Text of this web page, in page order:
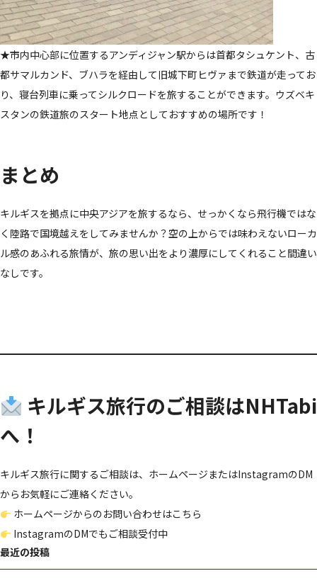
★市内中心部に位置するアンディジャン駅からは首都タシュケント、古
都サマルカンド、ブハラを経由して旧城下町ヒヴァまで鉄道が走ってお
り、寝台列車に乗ってシルクロードを旅することができます。ウズベキ
スタンの鉄道旅のスタート地点としておすすめの場所です！
まとめ
キルギスを拠点に中央アジアを旅するなら、せっかくなら飛行機ではな
く陸路で国境越えをしてみませんか？空の上からでは味わえないローカ
ル感のあふれる旅情が、旅の思い出をより濃厚にしてくれること間違い
なしです。
キルギス旅行のご相談はNHTabi
へ！
キルギス旅行に関するご相談は、ホームページまたはInstagramのDM
からお気軽にご連絡ください。
ホームページからのお問い合わせはこちら
InstagramのDMでもご相談受付中
最近の投稿